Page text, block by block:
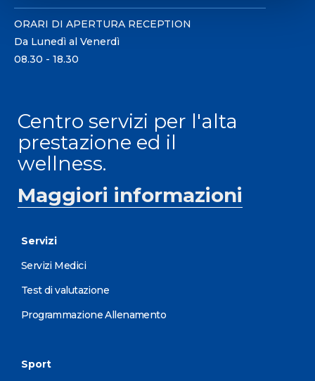
ORARI DI APERTURA RECEPTION
Da Lunedì al Venerdì
08.30 - 18.30
Centro servizi per l'alta
prestazione ed il
wellness.
Maggiori informazioni
Servizi
Servizi Medici
Test di valutazione
Programmazione Allenamento
Sport